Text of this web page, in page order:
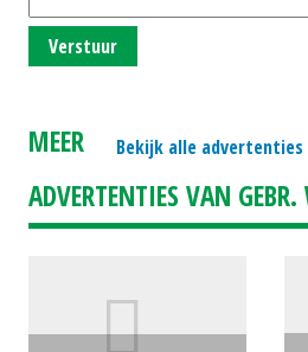
Verstuur
Bekijk alle
MEER
ADVERTENTIES VAN GEBR.